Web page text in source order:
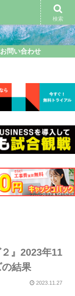
お問い合わせ
』2023年11
結果
2023.11.27
検索